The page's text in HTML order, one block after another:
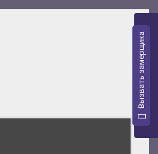
Вызвать замерщика